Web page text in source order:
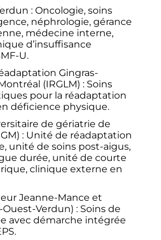
: Oncologie, soins
néphrologie, gérance
médecine interne,
d’insuffisance
U.
Gingras-
(IRGLM) : Soins
pour la réadaptation
déficience physique.
de gériatrie de
: Unité de réadaptation
unité de soins post-aigus,
durée, unité de courte
clinique externe en
Jeanne-Mance et
Verdun) : Soins de
avec démarche intégrée